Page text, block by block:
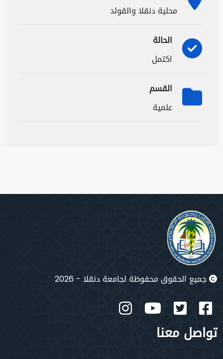
محلية دنقلا والقولد
الحالة
اكتمل
القسم
علمية
جميع الحقوق محفوظة لجامعة دنقلا - 2026
تواصل معنا